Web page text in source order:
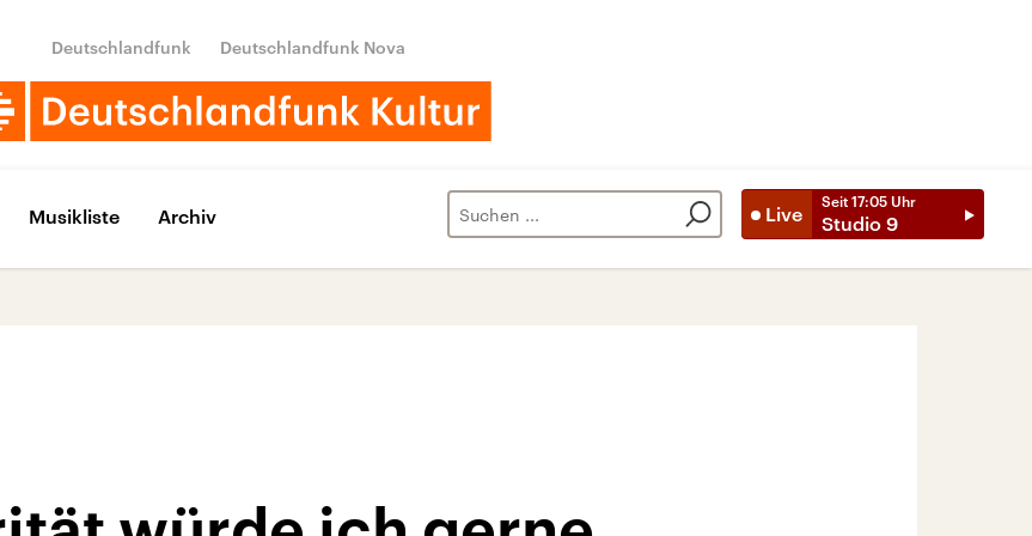
Deutschlandfunk Deutschlandfunk Nova
Live
Seit 17:05 Uhr
Studio 9
Musikliste Archiv